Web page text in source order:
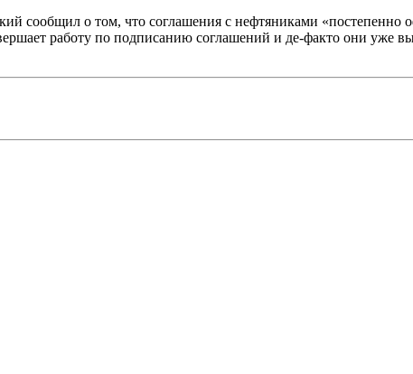
сообщил о том, что соглашения с нефтяниками «постепенно
работу по подписанию соглашений и де-факто они уже